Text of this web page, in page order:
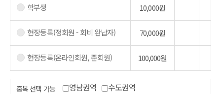
학부생 10,000원
현장등록(정회원 - 회비 완납자) 70,000원
현장등록(온라인회원, 준회원) 100,000원
중복 선택 가능 영남권역 수도권역